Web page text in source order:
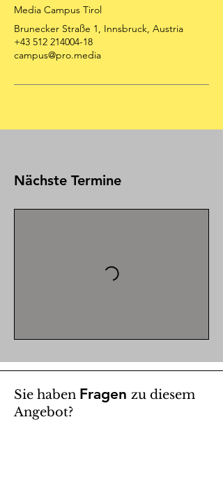
Media Campus Tirol
Brunecker Straße 1, Innsbruck, Austria
+43 512 214004-18
campus@pro.media
Nächste Termine
Sie haben Fragen zu diesem
Angebot?